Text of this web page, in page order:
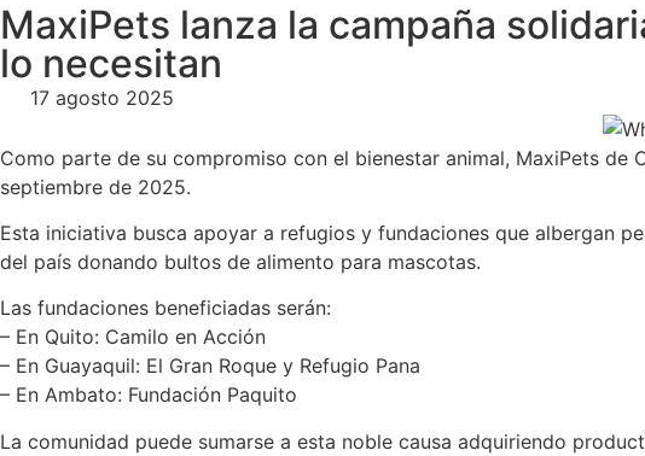
MaxiPets lanza la campaña
lo necesitan
17 agosto 2025
Como parte de su compromiso con el bienestar animal, MaxiPets de
septiembre de 2025.
Esta iniciativa busca apoyar a refugios y fundaciones que albergan
del país donando bultos de alimento para mascotas.
Las fundaciones beneficiadas serán:
– En Quito: Camilo en Acción
– En Guayaquil: El Gran Roque y Refugio Pana
– En Ambato: Fundación Paquito
La comunidad puede sumarse a esta noble causa adquiriendo